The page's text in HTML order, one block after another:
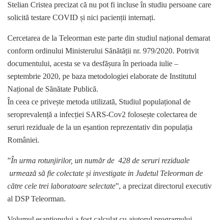
Stelian Cristea precizat că nu pot fi incluse în studiu persoane care
solicită testare COVID și nici pacienții internați.
Cercetarea de la Teleorman este parte din studiul național demarat
conform ordinului Ministerului Sănătății nr. 979/2020. Potrivit
documentului, acesta se va desfășura în perioada iulie –
septembrie 2020, pe baza metodologiei elaborate de Institutul
Național de Sănătate Publică.
În ceea ce privește metoda utilizată, Studiul populațional de
seroprevalență a infecției SARS-Cov2 folosește colectarea de
seruri reziduale de la un eșantion reprezentativ din populația
României.
”În urma rotunjirilor, un număr de 428 de seruri reziduale
urmează să fie colectate și investigate in Judetul Teleorman de
către cele trei laboratoare selectate”, a precizat directorul executiv
al DSP Teleorman.